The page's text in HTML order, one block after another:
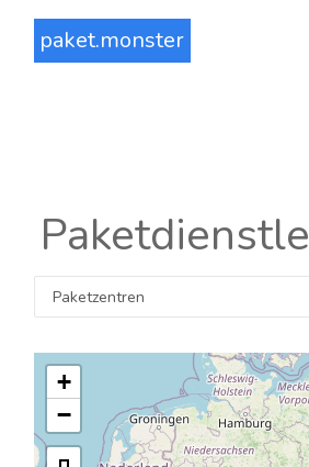
paket.monster
+
−